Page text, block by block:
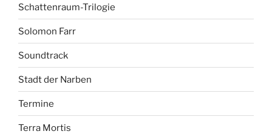
Schattenraum-Trilogie
Solomon Farr
Soundtrack
Stadt der Narben
Termine
Terra Mortis